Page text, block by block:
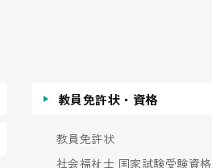
教員免許状・資格
教員免許状
社会福祉士 国家試験受験資格